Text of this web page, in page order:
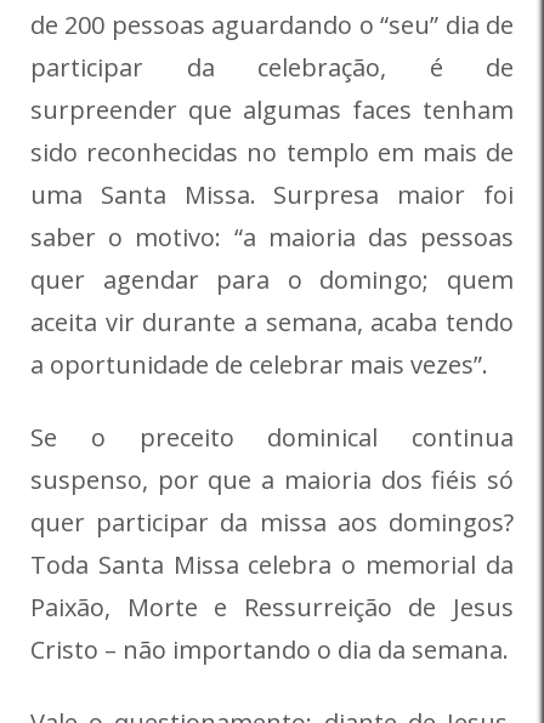
de 200 pessoas aguardando o “seu” dia de
participar da celebração, é de
surpreender que algumas faces tenham
sido reconhecidas no templo em mais de
uma Santa Missa. Surpresa maior foi
saber o motivo: “a maioria das pessoas
quer agendar para o domingo; quem
aceita vir durante a semana, acaba tendo
a oportunidade de celebrar mais vezes”.
Se o preceito dominical continua
suspenso, por que a maioria dos fiéis só
quer participar da missa aos domingos?
Toda Santa Missa celebra o memorial da
Paixão, Morte e Ressurreição de Jesus
Cristo – não importando o dia da semana.